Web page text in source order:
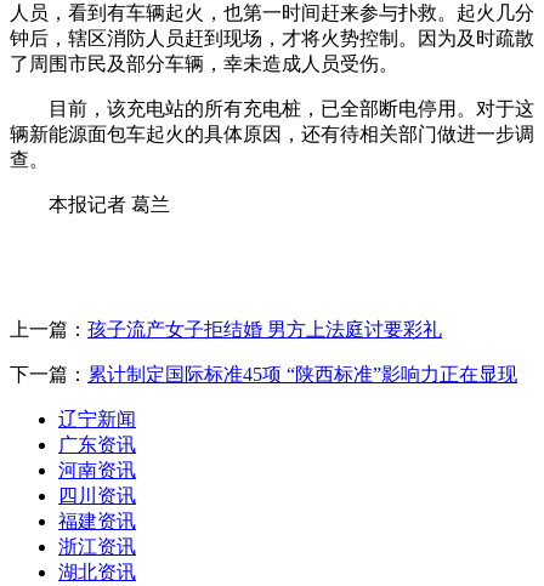
人员，看到有车辆起火，也第一时间赶来参与扑救。起火几分
钟后，辖区消防人员赶到现场，才将火势控制。因为及时疏散
了周围市民及部分车辆，幸未造成人员受伤。
目前，该充电站的所有充电桩，已全部断电停用。对于这
辆新能源面包车起火的具体原因，还有待相关部门做进一步调
查。
本报记者 葛兰
上一篇： 孩子流产女子拒结婚 男方上法庭讨要彩礼
下一篇： 累计制定国际标准45项 “陕西标准”影响力正在显现
辽宁新闻
广东资讯
河南资讯
四川资讯
福建资讯
浙江资讯
湖北资讯